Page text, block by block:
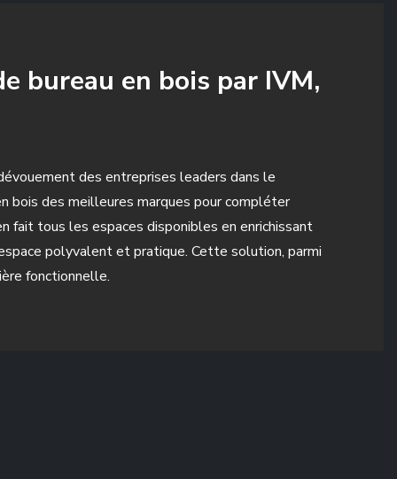
bureau en bois par IVM,
des entreprises leaders dans le
bois des meilleures marques pour compléter
fait tous les espaces disponibles en enrichissant
polyvalent et pratique. Cette solution, parmi
fonctionnelle.